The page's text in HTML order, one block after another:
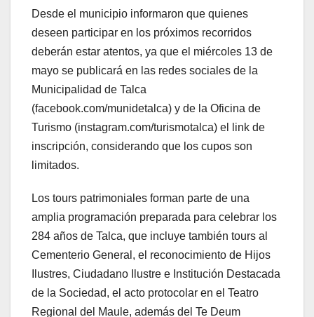
Desde el municipio informaron que quienes
deseen participar en los próximos recorridos
deberán estar atentos, ya que el miércoles 13 de
mayo se publicará en las redes sociales de la
Municipalidad de Talca
(facebook.com/munidetalca) y de la Oficina de
Turismo (instagram.com/turismotalca) el link de
inscripción, considerando que los cupos son
limitados.
Los tours patrimoniales forman parte de una
amplia programación preparada para celebrar los
284 años de Talca, que incluye también tours al
Cementerio General, el reconocimiento de Hijos
Ilustres, Ciudadano Ilustre e Institución Destacada
de la Sociedad, el acto protocolar en el Teatro
Regional del Maule, además del Te Deum